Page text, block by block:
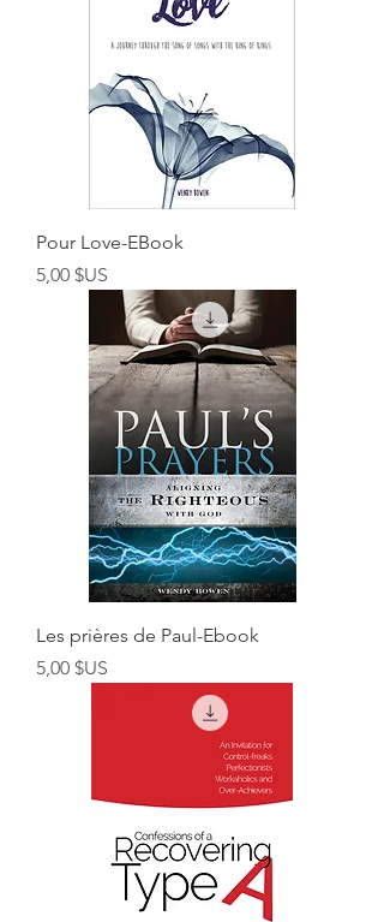
Pour Love-EBook
Prix
5,00 $US
Les prières de Paul-Ebook
Prix
5,00 $US